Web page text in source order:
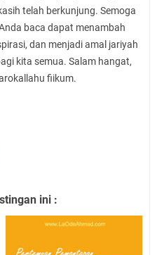
telah berkunjung. Semoga
baca dapat menambah
dan menjadi amal jariyah
kita semua. Salam hangat,
fiikum.
ini :